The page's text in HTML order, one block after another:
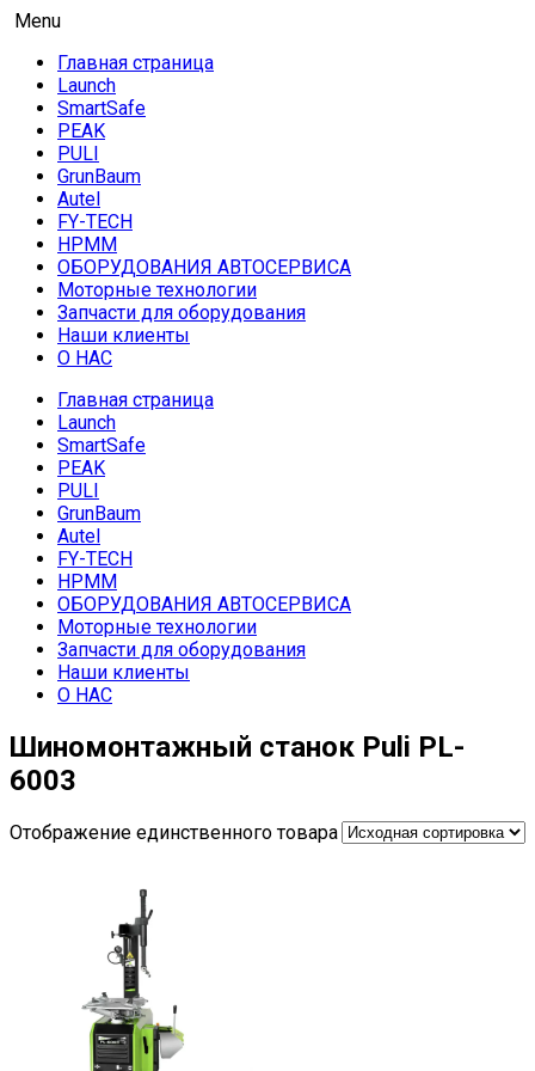
Skip
content
AUTO HOUSE
Launch в Армении,Launch Armenia
Menu
Главная страница
Launch
SmartSafe
PEAK
PULI
GrunBaum
Autel
FY-TECH
HPMM
ОБОРУДОВАНИЯ АВТОСЕРВИСА
Моторные технологии
Запчасти для оборудования
Наши клиенты
О НАС
Главная страница
Launch
SmartSafe
PEAK
PULI
GrunBaum
Autel
FY-TECH
HPMM
ОБОРУДОВАНИЯ АВТОСЕРВИСА
Моторные технологии
Запчасти для оборудования
Наши клиенты
О НАС
Шиномонтажный станок Puli PL-
6003
Отображение единственного товара